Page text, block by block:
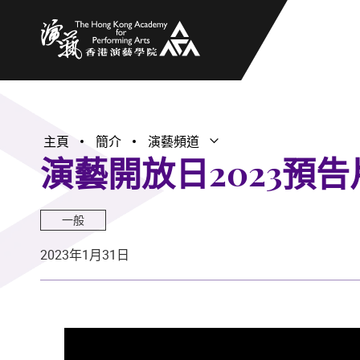
主頁 簡介 演藝頻道 打開子選單
關閉子選單
演藝開放日2023預告
一般
2023年1月31日